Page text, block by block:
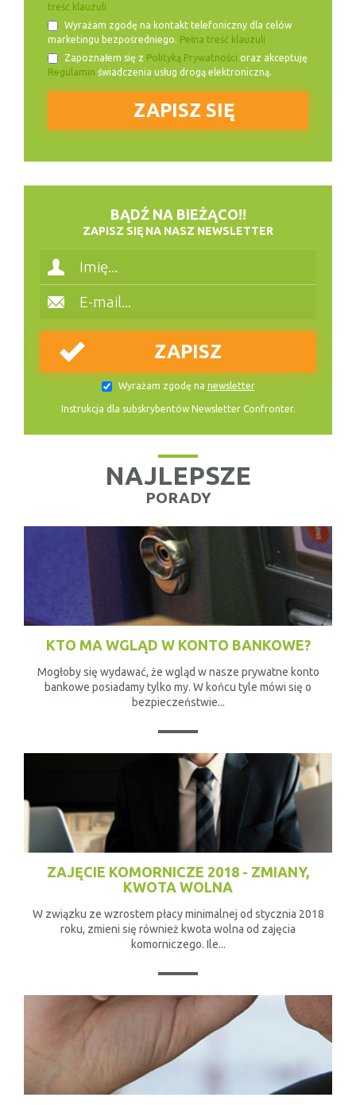
treść klauzuli
Wyrażam zgodę na kontakt telefoniczny dla celów
marketingu bezpośredniego. Pełna treść klauzuli
Zapoznałem się z Polityką Prywatności oraz akceptuję
Regulamin świadczenia usług drogą elektroniczną.
BĄDŹ NA BIEŻĄCO!!
ZAPISZ SIĘ NA NASZ NEWSLETTER
Wyrażam zgodę na newsletter
Instrukcja dla subskrybentów Newsletter Confronter.
NAJLEPSZE
PORADY
KTO MA WGLĄD W KONTO BANKOWE?
Mogłoby się wydawać, że wgląd w nasze prywatne konto
bankowe posiadamy tylko my. W końcu tyle mówi się o
bezpieczeństwie...
ZAJĘCIE KOMORNICZE 2018 - ZMIANY,
KWOTA WOLNA
W związku ze wzrostem płacy minimalnej od stycznia 2018
roku, zmieni się również kwota wolna od zajęcia
komorniczego. Ile...